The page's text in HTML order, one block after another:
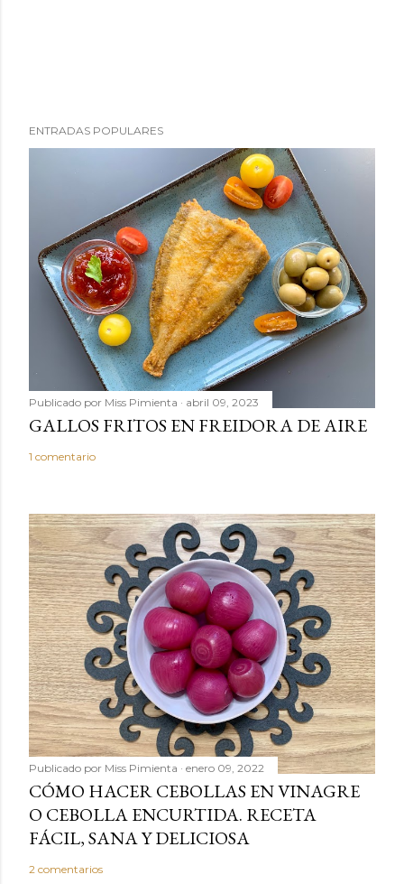
ENTRADAS POPULARES
Publicado por Miss Pimienta abril 09, 2023
GALLOS FRITOS EN FREIDORA DE AIRE
1 comentario
Publicado por Miss Pimienta enero 09, 2022
CÓMO HACER CEBOLLAS EN VINAGRE
O CEBOLLA ENCURTIDA. RECETA
FÁCIL, SANA Y DELICIOSA
2 comentarios